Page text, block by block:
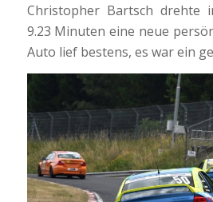
Christopher Bartsch drehte
9.23 Minuten eine neue
Auto lief bestens, es war ein